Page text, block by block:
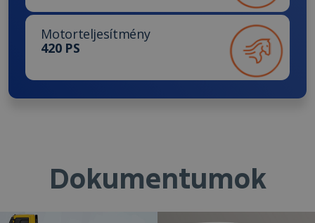
Motorteljesítmény
420 PS
Dokumentumok